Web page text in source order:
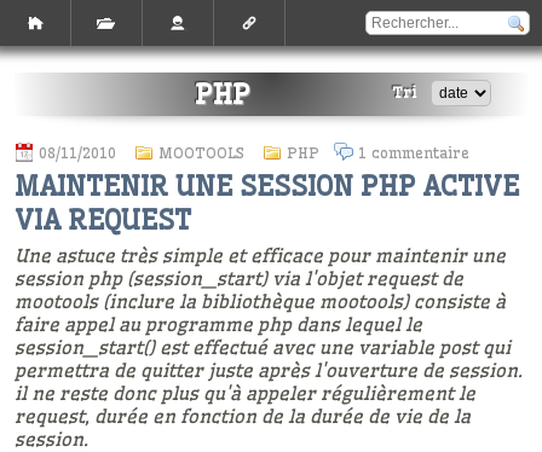
PHP Tri
08/11/2010 MOOTOOLS PHP 1 commentaire
MAINTENIR UNE SESSION PHP ACTIVE
VIA REQUEST
Une astuce très simple et efficace pour maintenir une
session php (session_start) via l'objet request de
mootools (inclure la bibliothèque mootools) consiste à
faire appel au programme php dans lequel le
session_start() est effectué avec une variable post qui
permettra de quitter juste après l'ouverture de session.
il ne reste donc plus qu'à appeler régulièrement le
request, durée en fonction de la durée de vie de la
session.